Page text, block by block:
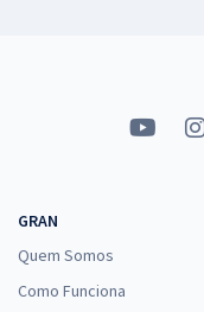
GRAN
Quem Somos
Como Funciona